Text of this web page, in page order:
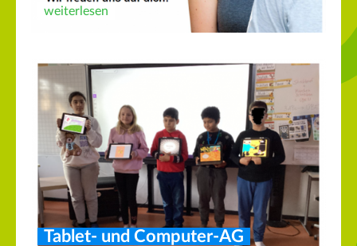
weiterlesen
Tablet- und Computer-AG